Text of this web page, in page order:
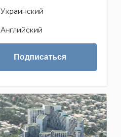
Украинский
Английский
Подписаться